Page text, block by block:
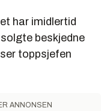
har imidlertid
beskjedne
toppsjefen
ANNONSEN